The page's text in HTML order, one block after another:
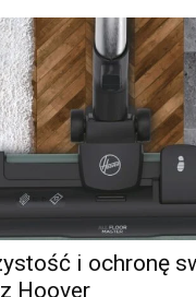
i ochronę
Hoover